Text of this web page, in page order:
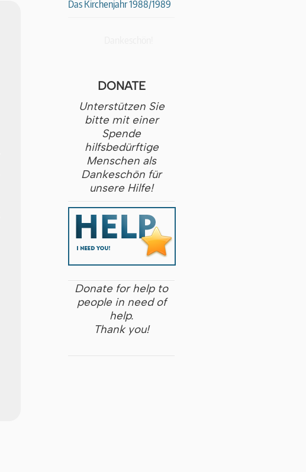
Das Kirchenjahr 1988/1989
DONATE
Unterstützen Sie
bitte mit einer
Spende
hilfsbedürftige
Menschen als
Dankeschön für
unsere Hilfe!
Donate for help to
people in need of
help.
Thank you!